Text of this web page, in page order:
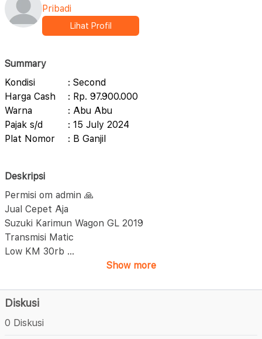
Pribadi
Lihat Profil
Summary
Kondisi
: Second
Harga Cash
: Rp. 97.900.000
Warna
: Abu Abu
Pajak s/d
: 15 July 2024
Plat Nomor
: B Ganjil
Deskripsi
Permisi om admin 🙏
Jual Cepet Aja
Suzuki Karimun Wagon GL 2019
Transmisi Matic
Low KM 30rb ...
Show more
Diskusi
0 Diskusi